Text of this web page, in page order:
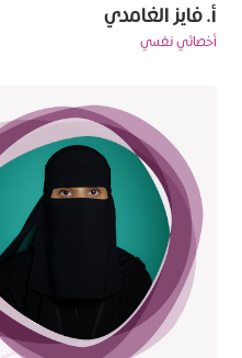
أ. فايز الغامدي
أخصائي نفسي